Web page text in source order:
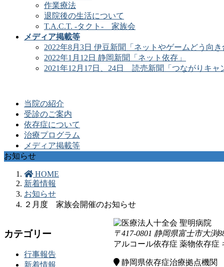
作業療法
退院後の生活について
T.A.C.T. -タクト- 家族会
メディア掲載等
2022年8月3日 伊豆新聞「ネットやゲームどう向き
2022年1月12日 静岡新聞「ネット依存」
2021年12月17日、24日 読売新聞「つながりキャ
当院の紹介
受診のご案内
依存症について
治療プログラム
メディア掲載等
お知らせ
HOME
新着情報
お知らせ
２月度 家族会開催のお知らせ
カテゴリー
行事報告
新着情報
〒417-0801 静岡県富士市大渕
アルコール依存症 薬物依存症
静岡県依存症治療拠点機関